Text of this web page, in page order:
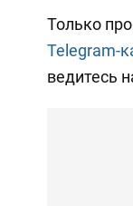
Только
Telegram-
ведитесь